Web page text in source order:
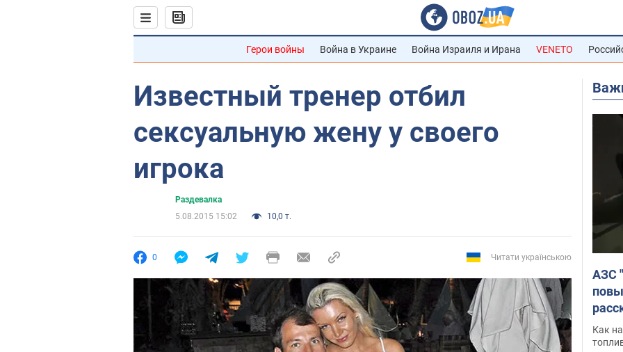
Герои войны Война в Украине Война Израиля и Ирана VENETO
Известный тренер отбил
сексуальную жену у своего
игрока
Раздевалка
5.08.2015 15:02
10,0 т.
0 Читати українською
АЗС
Как